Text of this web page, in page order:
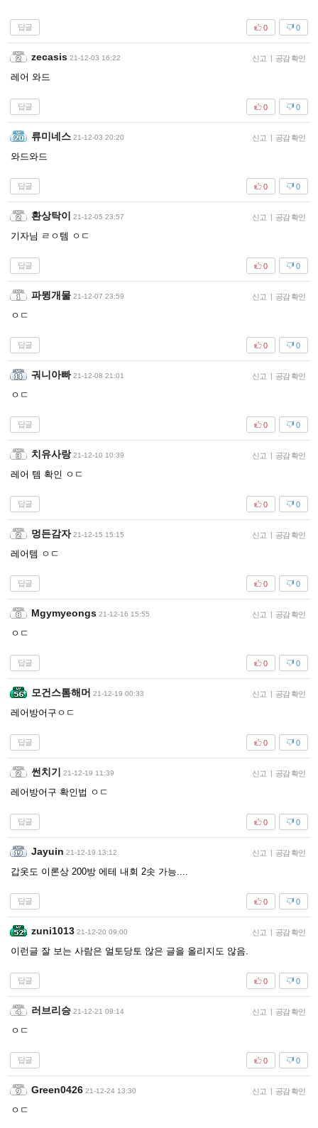
답글 0
0
zecasis 21-12-03 16:22 신고 | 공감 확인
레어 와드
답글 0
0
류미네스 21-12-03 20:20 신고 | 공감 확인
와드와드
답글 0
0
환상탁이 21-12-05 23:57 신고 | 공감 확인
기자님 ㄹㅇ템 ㅇㄷ
답글 0
0
파뮝개물 21-12-07 23:59 신고 | 공감 확인
ㅇㄷ
답글 0
0
궈니아빠 21-12-08 21:01 신고 | 공감 확인
ㅇㄷ
답글 0
0
치유사랑 21-12-10 10:39 신고 | 공감 확인
레어 템 확인 ㅇㄷ
답글 0
0
멍든감자 21-12-15 15:15 신고 | 공감 확인
레어템 ㅇㄷ
답글 0
0
Mgymyeongs 21-12-16 15:55 신고 | 공감 확인
ㅇㄷ
답글 0
0
모건스톰해머 21-12-19 00:33 신고 | 공감 확인
레어방어구ㅇㄷ
답글 0
0
썬치기 21-12-19 11:39 신고 | 공감 확인
레어방어구 확인법 ㅇㄷ
답글 0
0
Jayuin 21-12-19 13:12 신고 | 공감 확인
갑옷도 이론상 200방 에테 내회 2솟 가능....
답글 0
0
zuni1013 21-12-20 09:00 신고 | 공감 확인
이런글 잘 보는 사람은 얼토당토 않은 글을 올리지도 않음.
답글 0
0
러브리승 21-12-21 09:14 신고 | 공감 확인
ㅇㄷ
답글 0
0
Green0426 21-12-24 13:30 신고 | 공감 확인
ㅇㄷ